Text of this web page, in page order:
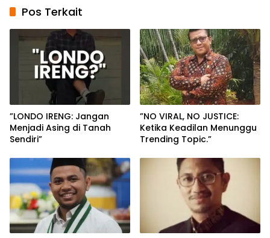
Pos Terkait
”LONDO IRENG: Jangan
Menjadi Asing di Tanah
Sendiri”
”NO VIRAL, NO JUSTICE:
Ketika Keadilan Menunggu
Trending Topic.”